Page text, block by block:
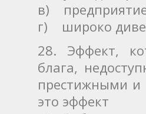
в)
г) широко
28. Эффект,
блага,
престижными и
это эффект